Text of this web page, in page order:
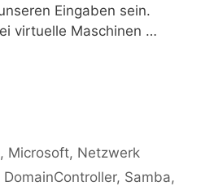
Eingaben sein.
virtuelle Maschinen …
, Microsoft, Netzwerk
DomainController, Samba,